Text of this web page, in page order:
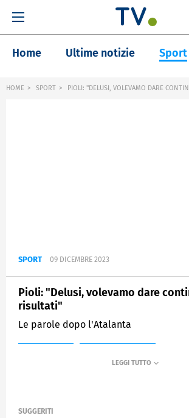
Home Ultime notizie Sport
HOME SPORT PIOLI: "DELUSI, VOLEVAMO DARE
SPORT 09 DICEMBRE 2023
Pioli: "Delusi, volevamo dare
risultati"
Le parole dopo l'Atalanta
SUGGERITI